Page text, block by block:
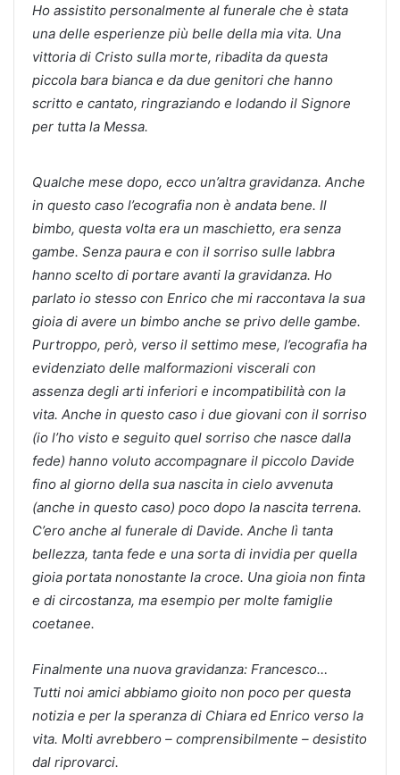
Ho assistito personalmente al funerale che è stata
una delle esperienze più belle della mia vita. Una
vittoria di Cristo sulla morte, ribadita da questa
piccola bara bianca e da due genitori che hanno
scritto e cantato, ringraziando e lodando il Signore
per tutta la Messa.
Qualche mese dopo, ecco un’altra gravidanza. Anche
in questo caso l’ecografia non è andata bene. Il
bimbo, questa volta era un maschietto, era senza
gambe. Senza paura e con il sorriso sulle labbra
hanno scelto di portare avanti la gravidanza. Ho
parlato io stesso con Enrico che mi raccontava la sua
gioia di avere un bimbo anche se privo delle gambe.
Purtroppo, però, verso il settimo mese, l’ecografia ha
evidenziato delle malformazioni viscerali con
assenza degli arti inferiori e incompatibilità con la
vita. Anche in questo caso i due giovani con il sorriso
(io l’ho visto e seguito quel sorriso che nasce dalla
fede) hanno voluto accompagnare il piccolo Davide
fino al giorno della sua nascita in cielo avvenuta
(anche in questo caso) poco dopo la nascita terrena.
C’ero anche al funerale di Davide. Anche lì tanta
bellezza, tanta fede e una sorta di invidia per quella
gioia portata nonostante la croce. Una gioia non finta
e di circostanza, ma esempio per molte famiglie
coetanee.
Finalmente una nuova gravidanza: Francesco…
Tutti noi amici abbiamo gioito non poco per questa
notizia e per la speranza di Chiara ed Enrico verso la
vita. Molti avrebbero – comprensibilmente – desistito
dal riprovarci.